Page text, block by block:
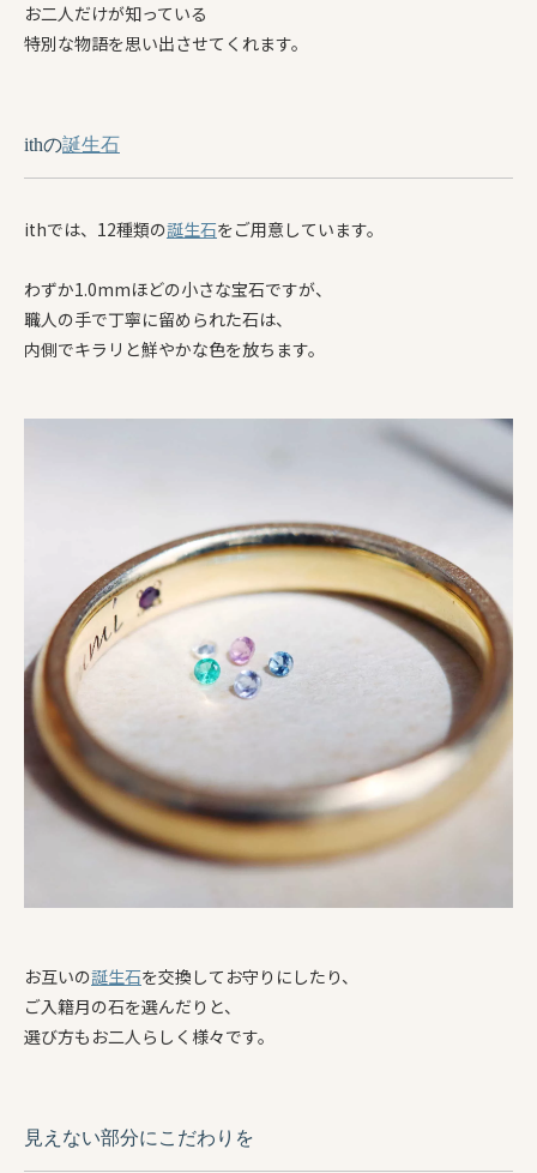
お二人だけが知っている
特別な物語を思い出させてくれます。
ithの誕生石
ithでは、12種類の誕生石をご用意しています。
わずか1.0mmほどの小さな宝石ですが、
職人の手で丁寧に留められた石は、
内側でキラリと鮮やかな色を放ちます。
お互いの誕生石を交換してお守りにしたり、
ご入籍月の石を選んだりと、
選び方もお二人らしく様々です。
見えない部分にこだわりを